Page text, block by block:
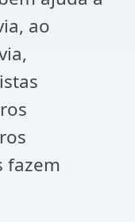
ao
fazem